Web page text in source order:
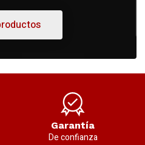
Garantía
De confianza